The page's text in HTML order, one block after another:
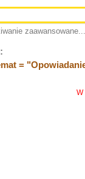
zaawansowane...
=
W